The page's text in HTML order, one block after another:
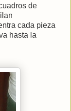
de
cada pieza
hasta la